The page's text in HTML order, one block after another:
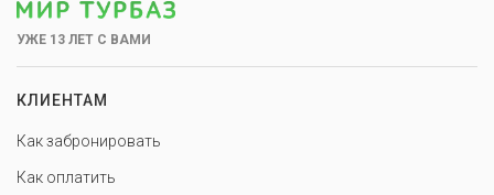
УЖЕ 13 ЛЕТ С ВАМИ
КЛИЕНТАМ
Как забронировать
Как оплатить